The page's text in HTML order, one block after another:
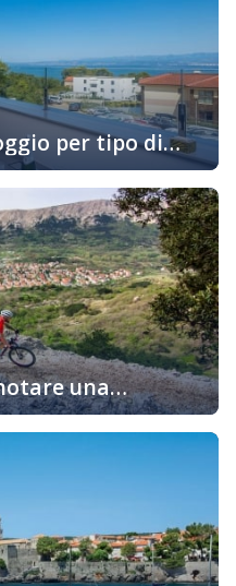
per tipo di
cercano alloggio in
e allo stile di
siete uno di quelli che
in un appartamento
a leggere… Una
dovete pensare […]
una
“d’Oro” di Krk è
prenotare un alloggio
è una delle
grazie alla sua ricca e